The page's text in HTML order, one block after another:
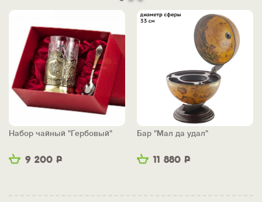
9 200 Р
Набор чайный "Гербовый"
11 880 Р
Бар "Мал да удал"